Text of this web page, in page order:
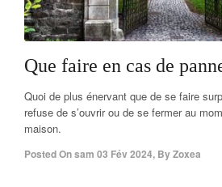
Que faire en cas de
Quoi de plus énervant que de se faire
refuse de s’ouvrir ou de se fermer au
maison.
Posted Onsam 03 Fév 2024, ByZoxea